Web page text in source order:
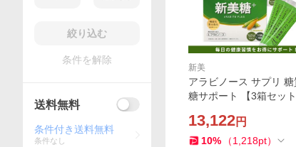
新美
アラビノース サプリ 糖
糖サポート 【3箱セット
40包(3g/1包)入 機能性
品
13,122円
10% （1,218pt）
絞り込む
条件を解除
送料無料
条件付き送料無料
条件なし